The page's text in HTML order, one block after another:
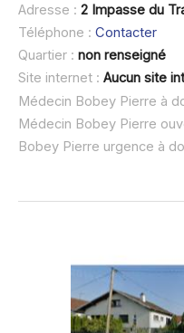
Adresse : 2 Impasse du
Téléphone : Contacter
Quartier : non renseigné
Site internet : Aucun site
Médecin Bobey Pierre à
Médecin Bobey Pierre
Bobey Pierre urgence à